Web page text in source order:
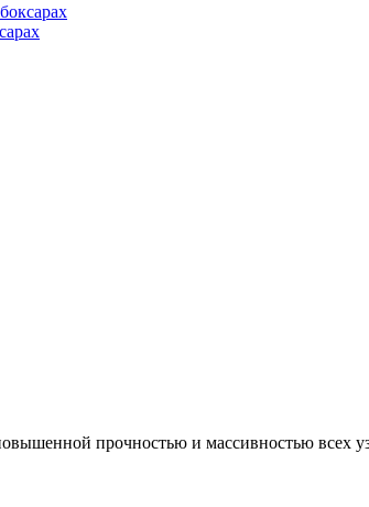
прочностью и массивностью всех